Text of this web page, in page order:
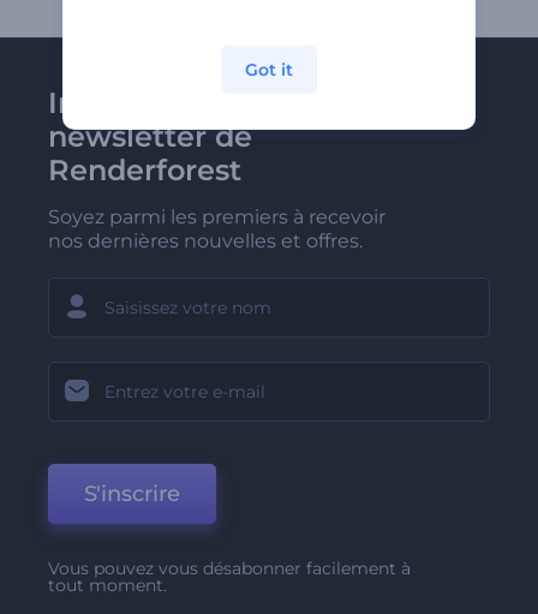
Inscrivez-vous à la
newsletter de
Renderforest
Soyez parmi les premiers à recevoir
nos dernières nouvelles et offres.
S'inscrire
Vous pouvez vous désabonner facilement à
tout moment.
Got it